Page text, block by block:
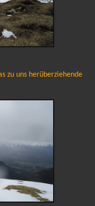
zu uns herüberziehende